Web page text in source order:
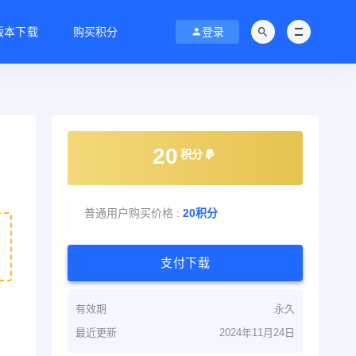
本下载 购买积分 登录
20 积分
普通用户购买价格 :20积分
支付下载
有效期
永久
最近更新
2024年11月24日